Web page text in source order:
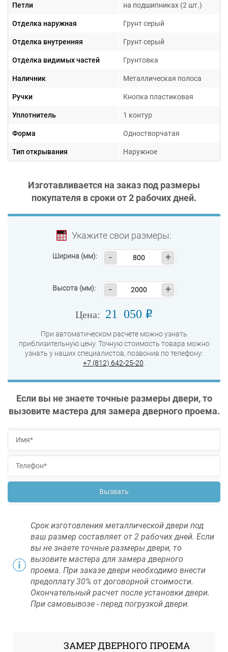
Петли на подшипниках (2 шт.)
Отделка наружная Грунт серый
Отделка внутренняя Грунт серый
Отделка видимых частей Грунтовка
Наличник Металлическая полоса
Ручки Кнопка пластиковая
Уплотнитель 1 контур
Форма Одностворчатая
Тип открывания Наружное
Изготавливается на заказ под размеры
покупателя в сроки от2 рабочих дней.
Укажите свои размеры:
Ширина (мм): - +
Высота (мм): - +
Цена: 21 050 o
При автоматическом расчете можно узнать
приблизительную цену. Точную стоимость товара можно
узнать у наших специалистов, позвонив по телефону:
+7 (812) 642-25-20
Если вы не знаете точные размеры двери, то
вызовите мастера для замера дверного проема.
Вызвать
Срок изготовления металлической двери под
ваш размер составляет от 2 рабочих дней. Если
вы не знаете точные размеры двери, то
вызовите мастера для замера дверного
проема. При заказе двери необходимо внести
предоплату 30% от договорной стоимости.
Окончательный расчет после установки двери.
При самовывозе - перед погрузкой двери.
ЗАМЕР ДВЕРНОГО ПРОЕМА